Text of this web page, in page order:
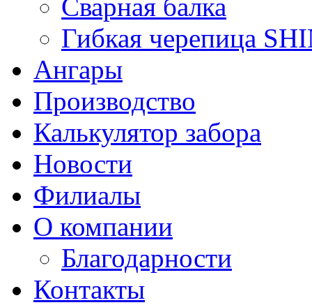
Сварная балка
Гибкая черепица
Ангары
Производство
Калькулятор забора
Новости
Филиалы
О компании
Благодарности
Контакты